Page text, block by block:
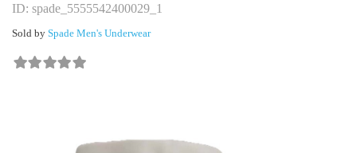
ID: spade_5555542400029_1
Sold bySpade Men's Underwear